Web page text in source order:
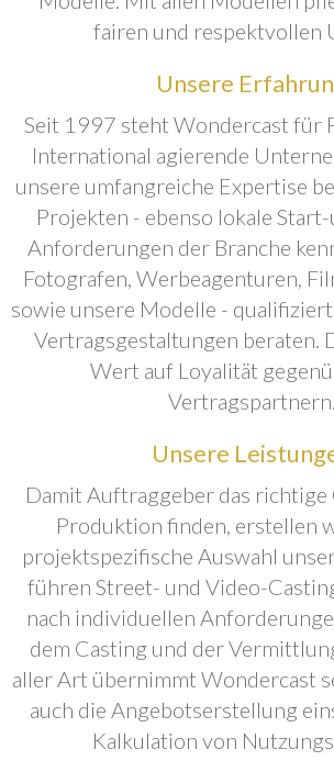
fairen und respektvollen
Unsere
Seit 1997 steht Wondercast für
International agierende
unsere umfangreiche Expertise
Projekten - ebenso lokale
Anforderungen der Branche
Fotografen, Werbeagenturen,
sowie unsere Modelle -
Vertragsgestaltungen beraten.
Wert auf Loyalität
Vertragspartnern.
Unsere
Damit Auftraggeber das
Produktion finden, erstellen
projektspezifische Auswahl
führen Street- und Video-
nach individuellen
dem Casting und der
aller Art übernimmt Wondercast
auch die Angebotserstellung
Kalkulation von